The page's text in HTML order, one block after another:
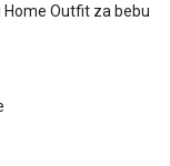
Outfit za bebu